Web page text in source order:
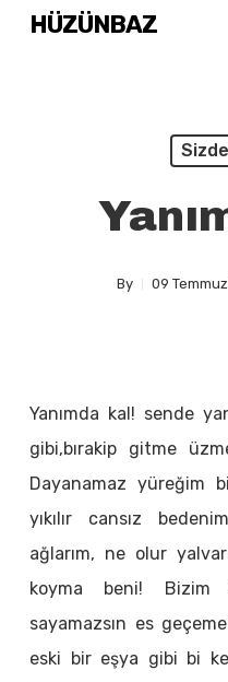
SkipHÜZÜNBAZ
By 09
Yanımda kal! sende
gibi,bırakip gitme
Dayanamaz yüreğim
yıkılır cansız
ağlarım, ne olur
koyma beni! Bizim
sayamazsın es
eski bir eşya gibi bi